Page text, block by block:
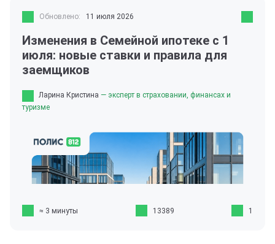
Обновлено: 11 июля 2026
Изменения в Семейной ипотеке с 1
июля: новые ставки и правила для
заемщиков
Ларина Кристина — эксперт в страховании, финансах и
туризме
≈ 3 минуты 13389 1